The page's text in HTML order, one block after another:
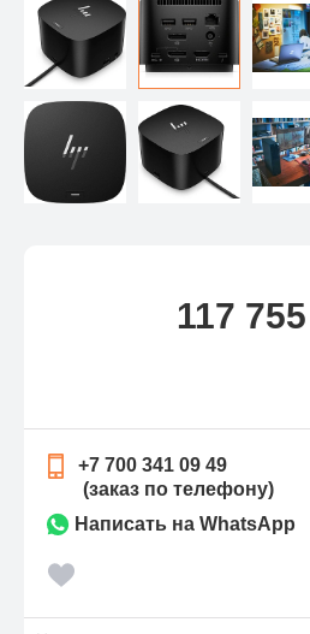
117 755
+7 700 341 09 49
(заказ по телефону)
Написать на WhatsApp